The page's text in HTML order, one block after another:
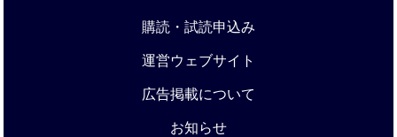
購読・試読申込み
運営ウェブサイト
広告掲載について
お知らせ